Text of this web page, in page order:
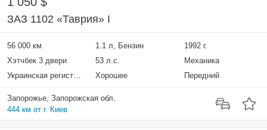
ЗАЗ 1102 «Таврия» I
56 000 км 1.1 л, Бензин
1992 г.
Хэтчбек 3 двери
53 л.с.
Механика
Украинская регистрация
Хорошее Передний
Запорожье, Запорожская обл.
444 км от г. Киев